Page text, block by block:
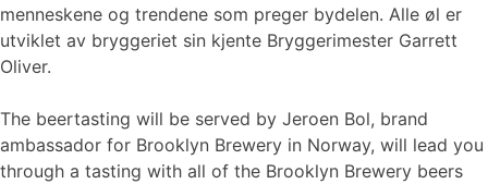
menneskene og trendene som preger bydelen. Alle øl er
utviklet av bryggeriet sin kjente Bryggerimester Garrett
Oliver.
The beertasting will be served by Jeroen Bol, brand
ambassador for Brooklyn Brewery in Norway, will lead you
through a tasting with all of the Brooklyn Brewery beers